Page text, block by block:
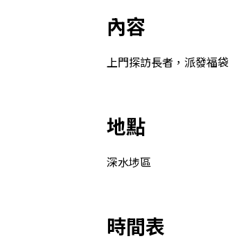
內容
上門探訪長者，派發福袋
地點
深水埗區
時間表